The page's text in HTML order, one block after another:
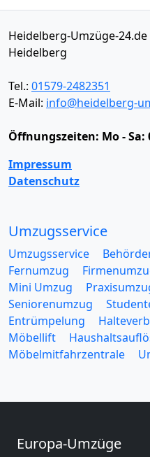
Heidelberg-Umzüge-24.de
Heidelberg
Tel.: 01579-2482351
E-Mail: info@heidelberg-
Öffnungszeiten: Mo - Sa:
Impressum
Datenschutz
Umzugsservice
Umzugsservice
Fernumzug
Mini Umzug
Seniorenumzug
Entrümpelung
Möbellift
Möbelmitfahrzentrale
Europa-Umzüge